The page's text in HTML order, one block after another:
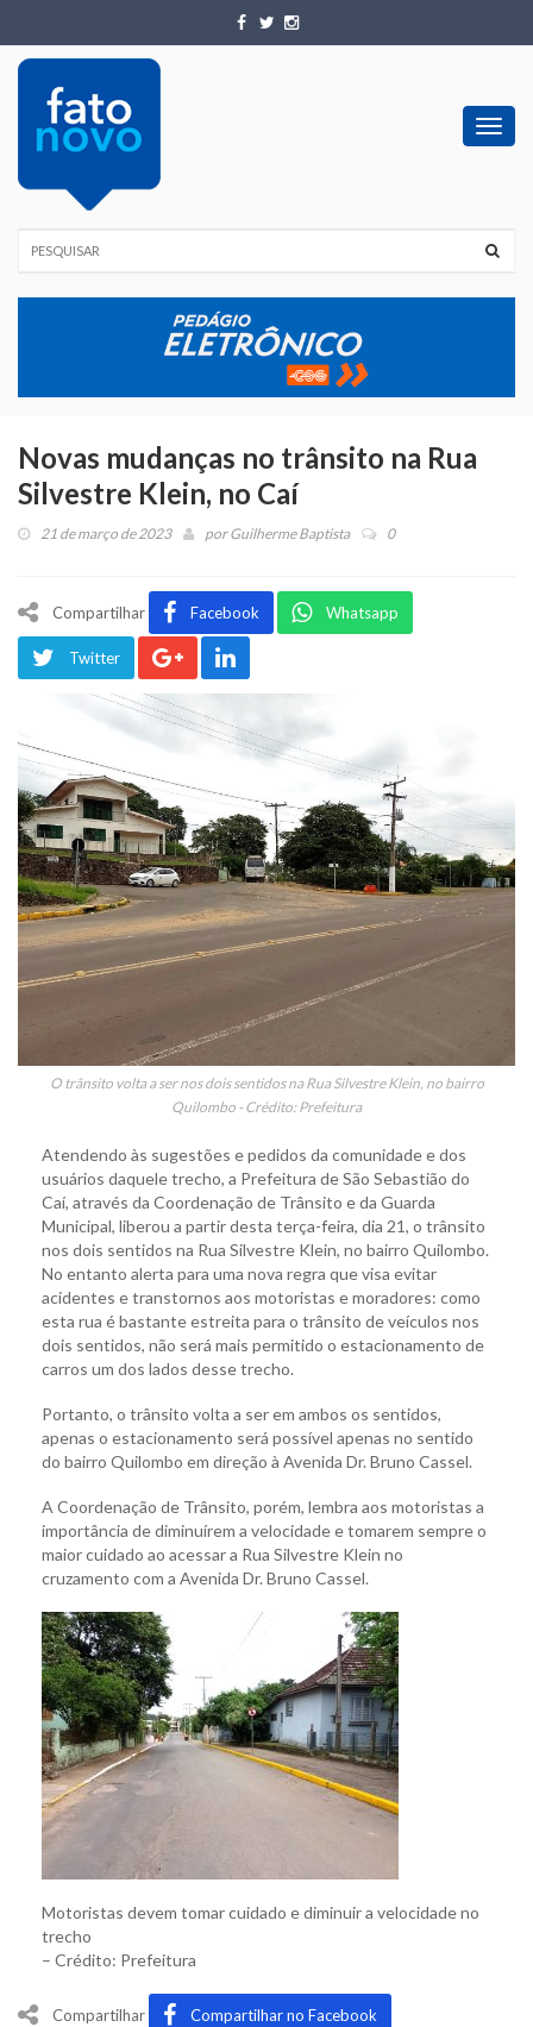
Novas mudanças no trânsito na Rua
Silvestre Klein, no Caí
21 de março de 2023 porGuilherme Baptista 0
Compartilhar Facebook Whatsapp
Twitter
O trânsito volta a ser nos dois sentidos na Rua Silvestre Klein, no bairro
Quilombo - Crédito: Prefeitura
Atendendo às sugestões e pedidos da comunidade e dos
usuários daquele trecho, a Prefeitura de São Sebastião do
Caí, através da Coordenação de Trânsito e da Guarda
Municipal, liberou a partir desta terça-feira, dia 21, o trânsito
nos dois sentidos na Rua Silvestre Klein, no bairro Quilombo.
No entanto alerta para uma nova regra que visa evitar
acidentes e transtornos aos motoristas e moradores: como
esta rua é bastante estreita para o trânsito de veículos nos
dois sentidos, não será mais permitido o estacionamento de
carros um dos lados desse trecho.
Portanto, o trânsito volta a ser em ambos os sentidos,
apenas o estacionamento será possível apenas no sentido
do bairro Quilombo em direção à Avenida Dr. Bruno Cassel.
A Coordenação de Trânsito, porém, lembra aos motoristas a
importância de diminuírem a velocidade e tomarem sempre o
maior cuidado ao acessar a Rua Silvestre Klein no
cruzamento com a Avenida Dr. Bruno Cassel.
Motoristas devem tomar cuidado e diminuir a velocidade no
trecho
– Crédito: Prefeitura
Compartilhar Compartilhar no Facebook